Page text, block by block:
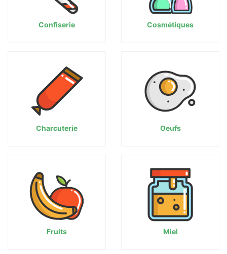
Confiserie Cosmétiques
Charcuterie Oeufs
Fruits Miel